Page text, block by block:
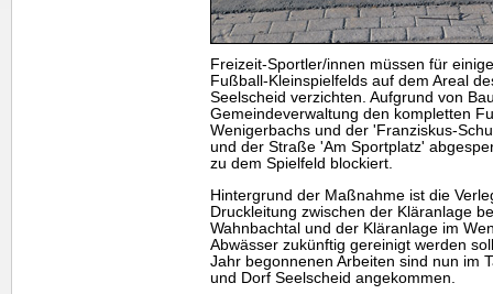
Freizeit-Sportler/innen müssen für
Fußball-Kleinspielfelds auf dem Areal
Seelscheid verzichten. Aufgrund von
Gemeindeverwaltung den kompletten
Wenigerbachs und der 'Franziskus-
und der Straße 'Am Sportplatz'
zu dem Spielfeld blockiert.
Hintergrund der Maßnahme ist die
Druckleitung zwischen der Kläranlage
Wahnbachtal und der Kläranlage im
Abwässer zukünftig gereinigt werden
Jahr begonnenen Arbeiten sind nun im
und Dorf Seelscheid angekommen.